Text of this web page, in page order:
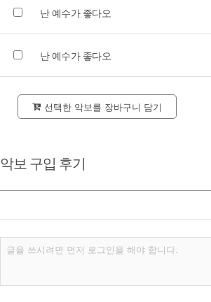
난 예수가 좋다오
난 예수가 좋다오
선택한 악보를 장바구니 담기
악보 구입 후기